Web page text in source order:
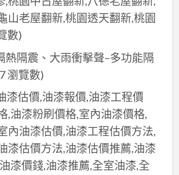
山老屋翻新,桃園透天翻新,桃園
數)
熱隔震、大雨衝擊聲–多功能隔
瀏覽數)
漆估價,油漆報價,油漆工程價
,油漆粉刷價格,室內油漆價格,
內油漆估價,油漆工程估價方法,
漆估價方法,油漆估價推薦,油漆
漆價錢,油漆推薦,全室油漆,全